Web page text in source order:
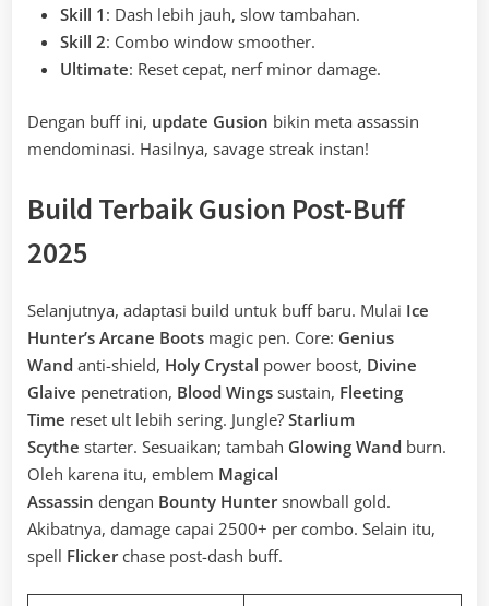
Skill 1 : Dash lebih jauh, slow tambahan.
Skill 2: Combo window smoother.
Ultimate: Reset cepat, nerf minor damage.
Dengan buff ini, update Gusion bikin meta assassin
mendominasi. Hasilnya, savage streak instan!
Build Terbaik Gusion Post-Buff
2025
Selanjutnya, adaptasi build untuk buff baru. Mulai Ice
Hunter’s Arcane Boots magic pen. Core: Genius
Wand anti-shield, Holy Crystal power boost, Divine
Glaive penetration, Blood Wings sustain, Fleeting
Time reset ult lebih sering. Jungle? Starlium
Scythe starter. Sesuaikan; tambah Glowing Wand burn.
Oleh karena itu, emblem Magical
Assassin dengan Bounty Huntersnowball gold.
Akibatnya, damage capai 2500+ per combo. Selain itu,
spell Flickerchase post-dash buff.